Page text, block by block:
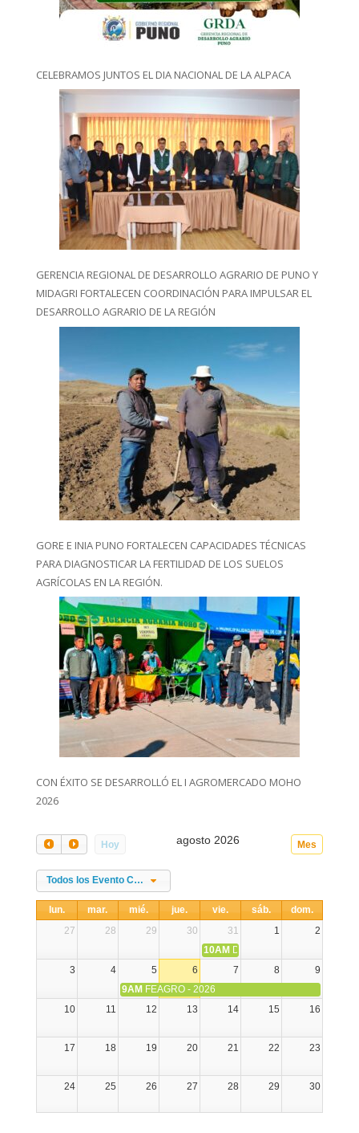
CELEBRAMOS JUNTOS EL DIA NACIONAL DE LA ALPACA
GERENCIA REGIONAL DE DESARROLLO AGRARIO DE PUNO Y
MIDAGRI FORTALECEN COORDINACIÓN PARA IMPULSAR EL
DESARROLLO AGRARIO DE LA REGIÓN
GORE E INIA PUNO FORTALECEN CAPACIDADES TÉCNICAS
PARA DIAGNOSTICAR LA FERTILIDAD DE LOS SUELOS
AGRÍCOLAS EN LA REGIÓN.
CON ÉXITO SE DESARROLLÓ EL I AGROMERCADO MOHO
2026
Hoy Mes
agosto 2026
Todos los Evento Categories
lun. mar. mié. jue. vie. sáb.
dom.
27
28 29 30 31 1
2
10AM DIA NACIONAL DE LA
3
4 5 6 7 8
9
9AM FEAGRO - 2026
10
11 12 13 14 15 16
17 18 19 20 21 22 23
24 25 26 27 28 29 30